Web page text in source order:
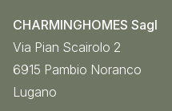
CHARMINGHOMES Sagl
Via Pian Scairolo 2
6915 Pambio Noranco
Lugano